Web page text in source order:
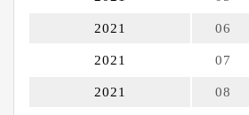
2021 06
2021 07
2021 08